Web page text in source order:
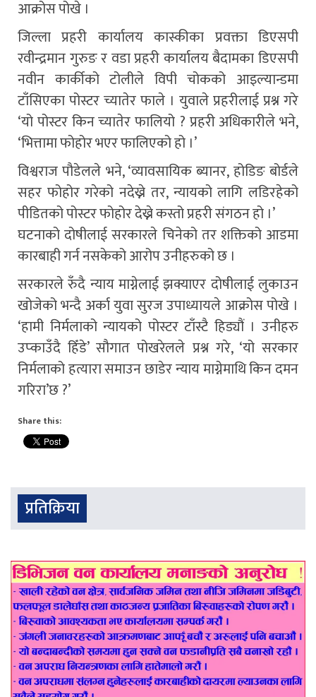
आक्रोस पोखे ।
जिल्ला प्रहरी कार्यालय कास्कीका प्रवक्ता डिएसपी
रवीन्द्रमान गुरुङ र वडा प्रहरी कार्यालय बैदामका डिएसपी
नवीन कार्कीको टोलीले विपी चोकको आइल्यान्डमा
टाँसिएका पोस्टर च्यातेर फाले । युवाले प्रहरीलाई प्रश्न गरे
‘यो पोस्टर किन च्यातेर फालियो ? प्रहरी अधिकारीले भने,
‘भित्तामा फोहोर भएर फालिएको हो ।’
विश्वराज पौडेलले भने, ‘व्यावसायिक ब्यानर, होडिङ बोर्डले
सहर फोहोर गरेको नदेख्ने तर, न्यायको लागि लडिरहेको
पीडितको पोस्टर फोहोर देख्ने कस्तो प्रहरी संगठन हो ।’
घटनाको दोषीलाई सरकारले चिनेको तर शक्तिको आडमा
कारबाही गर्न नसकेको आरोप उनीहरुको छ ।
सरकारले रुँदै न्याय माग्नेलाई झक्याएर दोषीलाई लुकाउन
खोजेको भन्दै अर्का युवा सुरज उपाध्यायले आक्रोस पोखे ।
‘हामी निर्मलाको न्यायको पोस्टर टाँस्टै हिड्यौं । उनीहरु
उप्काउँदै हिँडे’ सौगात पोखरेलले प्रश्न गरे, ‘यो सरकार
निर्मलाको हत्यारा समाउन छाडेर न्याय माग्नेमाथि किन दमन
गरिरा’छ ?’
Share this:
प्रतिक्रिया